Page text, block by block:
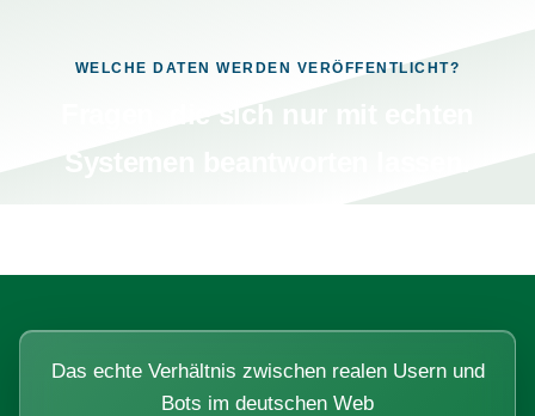
WELCHE DATEN WERDEN VERÖFFENTLICHT?
Das echte Verhältnis zwischen realen Usern und
Bots im deutschen Web